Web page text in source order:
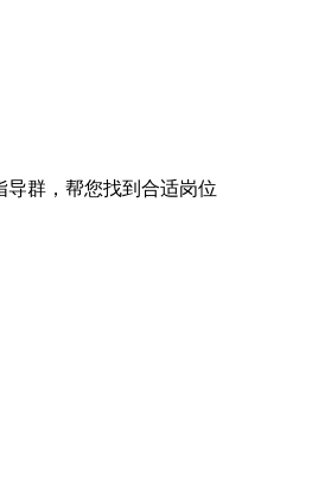
导群，帮您找到合适岗位